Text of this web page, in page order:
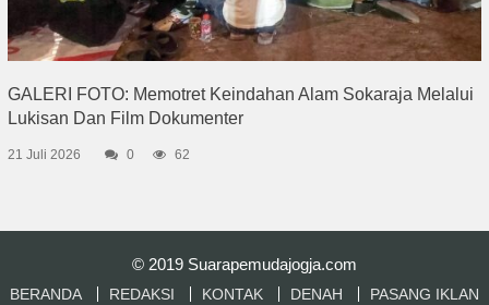
GALERI FOTO: Memotret Keindahan Alam Sokaraja Melalui
Lukisan Dan Film Dokumenter
21 Juli 2026 0 62
© 2019 Suarapemudajogja.com
BERANDA REDAKSI KONTAK DENAH PASANG IKLAN